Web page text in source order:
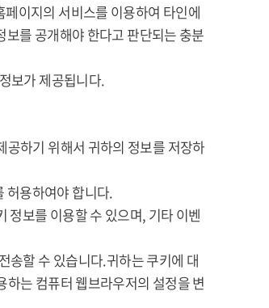
이지의 서비스를 이용하여 타인에
를 공개해야 한다고 판단되는 충분
보가 제공됩니다.
하기 위해서 귀하의 정보를 저장하
허용하여야 합니다.
정보를 이용할 수 있으며, 기타 이벤
송할 수 있습니다.귀하는 쿠키에 대
는 컴퓨터 웹브라우저의 설정을 변